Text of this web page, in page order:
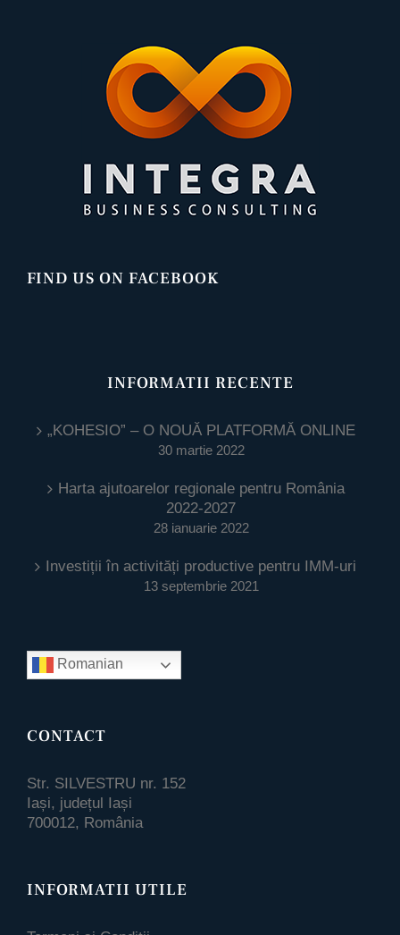
FIND US ON FACEBOOK
INFORMATII RECENTE
„KOHESIO” – O NOUĂ PLATFORMĂ ONLINE
30 martie 2022
Harta ajutoarelor regionale pentru România
2022-2027
28 ianuarie 2022
Investiții în activități productive pentru IMM-uri
13 septembrie 2021
Romanian
CONTACT
Str. SILVESTRU nr. 152
Iași, județul Iași
700012, România
INFORMATII UTILE